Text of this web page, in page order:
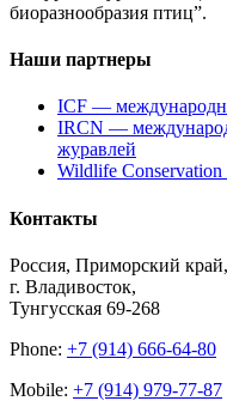
биоразнообразия птиц”.
Наши партнеры
ICF —
IRCN —
журавлей
Wildlife Conservation
Контакты
Россия, Приморский край,
г. Владивосток,
Тунгусская 69-268
Phone: +7 (914) 666-64-80
Mobile: +7 (914) 979-77-87